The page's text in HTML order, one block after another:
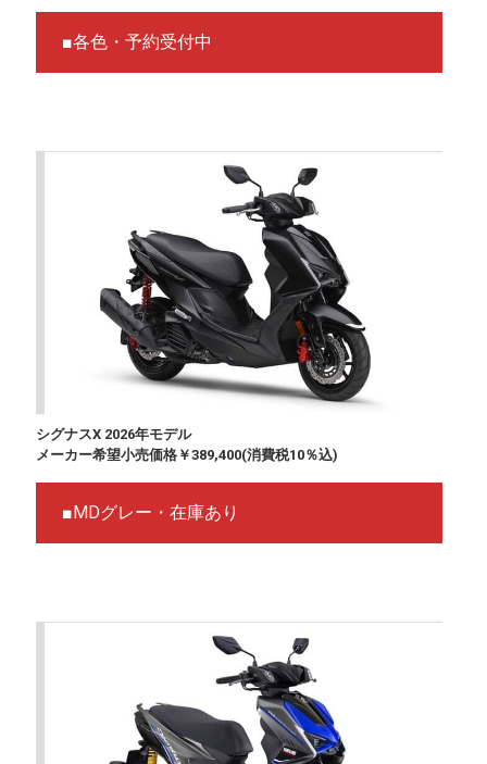
■各色・予約受付中
シグナスX 2026年モデル
メーカー希望小売価格￥389,400(消費税10％込)
■MDグレー・在庫あり